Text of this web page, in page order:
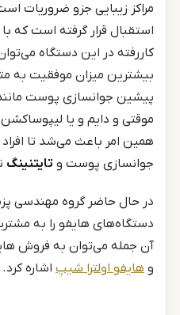
مراکز زیبایی جزو ضروریات
استقبال قرار گرفته است که
کاررفته در این دستگاه
بیشترین میزان موفقیت به
پیشین جوانسازی پوست مانند
موقتی و دایم و یا لیپوساکشن
همین امر باعث می‌شد تا
جوانسازی پوست و تایتنینگ
در حال حاضر گروه مهندسی
دستگاه‌های هایفو را به
آن جمله می‌توان به فروش
و هایفو اولترا شیپاشاره کرد.